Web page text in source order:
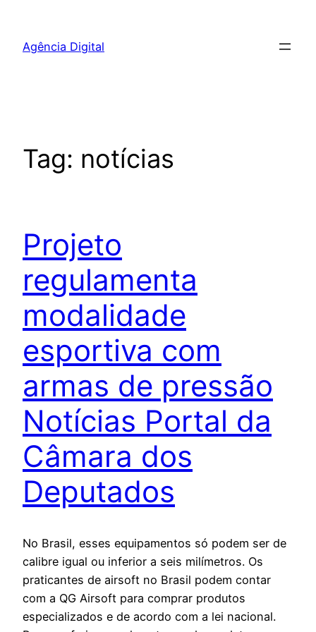
Agência Digital
Tag: notícias
Projeto
regulamenta
modalidade
esportiva com
armas de pressão
Notícias Portal da
Câmara dos
Deputados
No Brasil, esses equipamentos só podem ser de
calibre igual ou inferior a seis milímetros. Os
praticantes de airsoft no Brasil podem contar
com a QG Airsoft para comprar produtos
especializados e de acordo com a lei nacional.